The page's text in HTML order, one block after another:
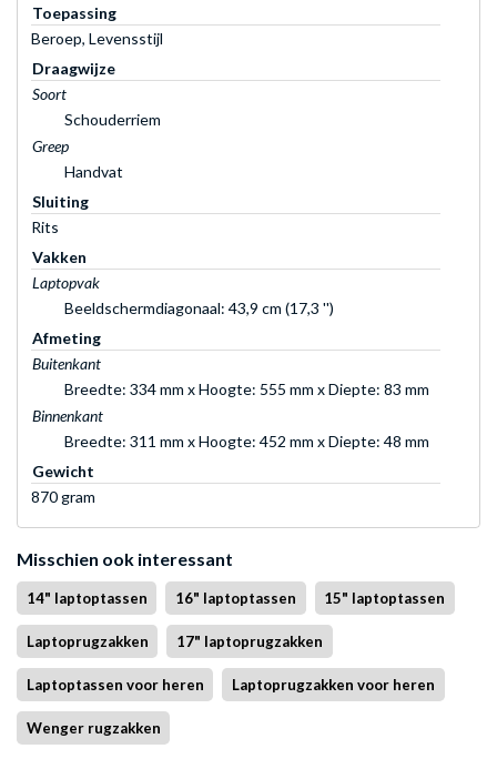
Toepassing
Beroep, Levensstijl
Draagwijze
Soort
Schouderriem
Greep
Handvat
Sluiting
Rits
Vakken
Laptopvak
Beeldschermdiagonaal: 43,9 cm (17,3 '')
Afmeting
Buitenkant
Breedte: 334 mm x Hoogte: 555 mm x Diepte: 83 mm
Binnenkant
Breedte: 311 mm x Hoogte: 452 mm x Diepte: 48 mm
Gewicht
870 gram
Misschien ook interessant
14" laptoptassen 16" laptoptassen 15" laptoptassen
Laptoprugzakken 17" laptoprugzakken
Laptoptassen voor heren Laptoprugzakken voor heren
Wenger rugzakken